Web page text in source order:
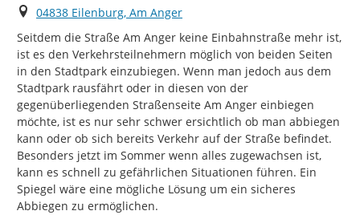
Ort
04838 Eilenburg, Am Anger
Seitdem die Straße Am Anger keine Einbahnstraße mehr ist,
ist es den Verkehrsteilnehmern möglich von beiden Seiten
in den Stadtpark einzubiegen. Wenn man jedoch aus dem
Stadtpark rausfährt oder in diesen von der
gegenüberliegenden Straßenseite Am Anger einbiegen
möchte, ist es nur sehr schwer ersichtlich ob man abbiegen
kann oder ob sich bereits Verkehr auf der Straße befindet.
Besonders jetzt im Sommer wenn alles zugewachsen ist,
kann es schnell zu gefährlichen Situationen führen. Ein
Spiegel wäre eine mögliche Lösung um ein sicheres
Abbiegen zu ermöglichen.